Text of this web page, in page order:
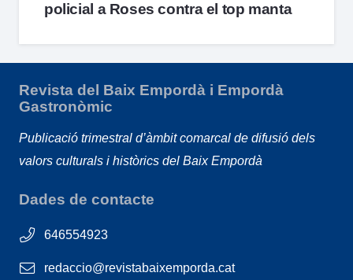
policial a Roses contra el top manta
Revista del Baix Empordà i Empordà
Gastronòmic
Publicació trimestral d’àmbit comarcal de difusió dels
valors culturals i històrics del Baix Empordà
Dades de contacte
646554923
redaccio@revistabaixemporda.cat